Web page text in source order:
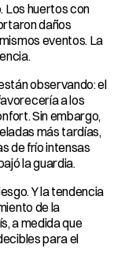
Los huertos con
daños
eventos. La
observando: el
a los
Sin embargo,
más tardías,
de frío intensas
la guardia.
Y la tendencia
de la
a medida que
para el